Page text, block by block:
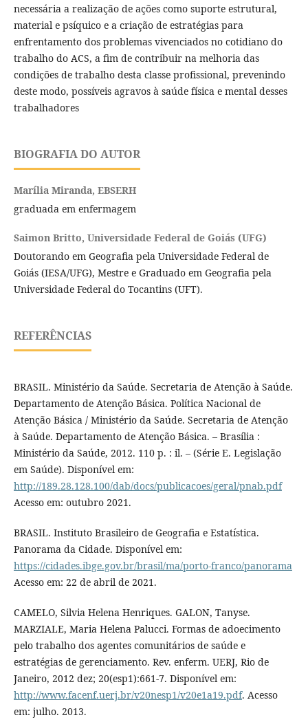
necessária a realização de ações como suporte estrutural,
material e psíquico e a criação de estratégias para
enfrentamento dos problemas vivenciados no cotidiano do
trabalho do ACS, a fim de contribuir na melhoria das
condições de trabalho desta classe profissional, prevenindo
deste modo, possíveis agravos à saúde física e mental desses
trabalhadores
BIOGRAFIA DO AUTOR
Marília Miranda, EBSERH
graduada em enfermagem
Saimon Britto, Universidade Federal de Goiás (UFG)
Doutorando em Geografia pela Universidade Federal de
Goiás (IESA/UFG), Mestre e Graduado em Geografia pela
Universidade Federal do Tocantins (UFT).
REFERÊNCIAS
BRASIL. Ministério da Saúde. Secretaria de Atenção à Saúde.
Departamento de Atenção Básica. Política Nacional de
Atenção Básica / Ministério da Saúde. Secretaria de Atenção
à Saúde. Departamento de Atenção Básica. – Brasília :
Ministério da Saúde, 2012. 110 p. : il. – (Série E. Legislação
em Saúde). Disponível em:
http://189.28.128.100/dab/docs/publicacoes/geral/pnab.pdf
Acesso em: outubro 2021.
BRASIL. Instituto Brasileiro de Geografia e Estatística.
Panorama da Cidade. Disponível em:
https://cidades.ibge.gov.br/brasil/ma/porto-franco/panorama
Acesso em: 22 de abril de 2021.
CAMELO, Silvia Helena Henriques. GALON, Tanyse.
MARZIALE, Maria Helena Palucci. Formas de adoecimento
pelo trabalho dos agentes comunitários de saúde e
estratégias de gerenciamento. Rev. enferm. UERJ, Rio de
Janeiro, 2012 dez; 20(esp1):661-7. Disponível em:
http://www.facenf.uerj.br/v20nesp1/v20e1a19.pdf. Acesso
em: julho. 2013.